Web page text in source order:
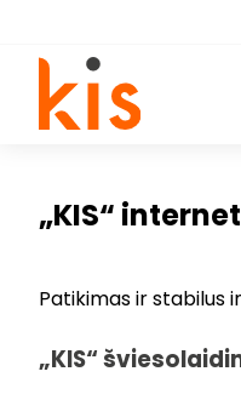
„KIS“
Patikimas ir stabilus
„KIS“